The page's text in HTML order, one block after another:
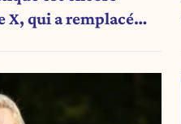
X, qui a remplacé